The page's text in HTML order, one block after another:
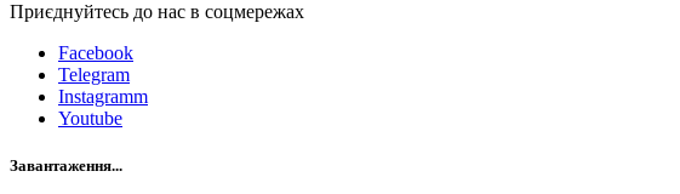
Приєднуйтесь до нас в соцмережах
Facebook
Telegram
Instagramm
Youtube
Завантаження...